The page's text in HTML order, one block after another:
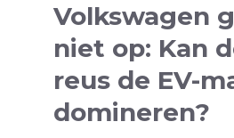
Volkswagen
niet op: Kan
reus de EV-
domineren?